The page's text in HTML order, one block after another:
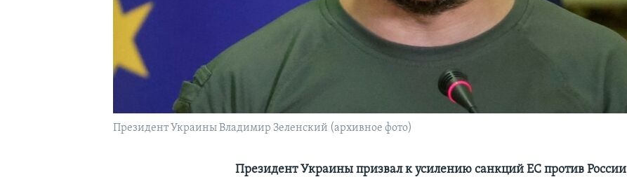
Президент Украины Владимир Зеленский (архивное фото)
Президент Украины призвал к усилению санкций ЕС против России